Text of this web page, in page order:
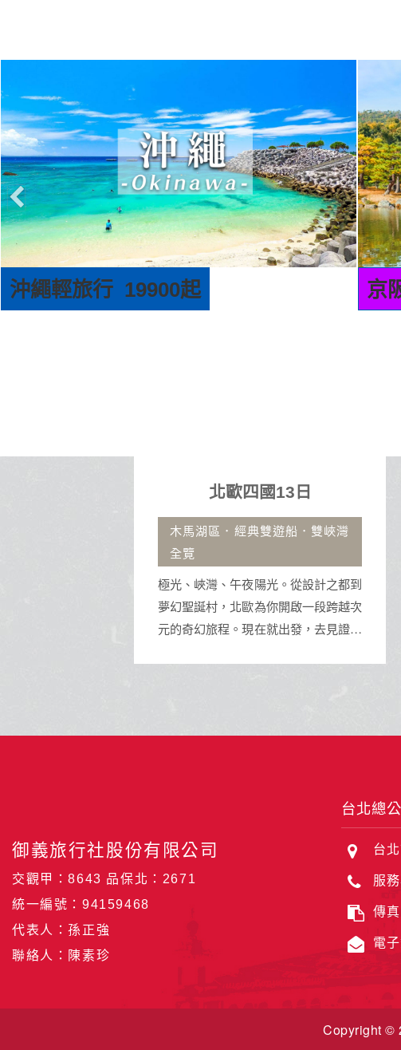
日
船．雙峽灣
從設計之都到
啟一段跨越次
發，去見證那
！
沖繩自由行4日
古宇利大橋.那霸市區飯店.
沖繩擁有蔚藍透明海景與琉球王朝遺
址，是體驗水上活動與獨特南國文化的
渡假天堂。
御義旅行社股份有限公司 台
服
傳
電
Copyright